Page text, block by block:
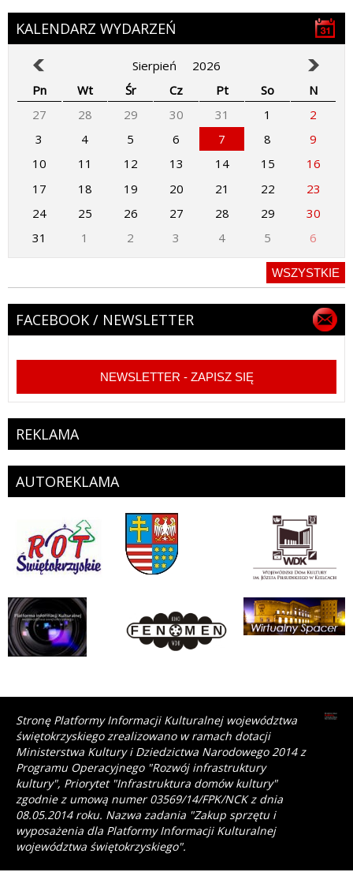
KALENDARZ WYDARZEŃ
Sierpień
2026
Pn
Wt Śr Cz Pt So
N
27
28 29 30 31 1
2
3
4 5 6 7 8
9
10
11 12 13 14 15
16
17
18 19 20 21 22
23
24
25 26 27 28 29
30
31
1 2 3 4 5 6
WSZYSTKIE
FACEBOOK / NEWSLETTER
NEWSLETTER - ZAPISZ SIĘ
REKLAMA
AUTOREKLAMA
Stronę Platformy Informacji Kulturalnej województwa
świętokrzyskiego zrealizowano w ramach dotacji
Ministerstwa Kultury i Dziedzictwa Narodowego 2014 z
Programu Operacyjnego "Rozwój infrastruktury
kultury", Priorytet "Infrastruktura domów kultury"
zgodnie z umową numer 03569/14/FPK/NCK z dnia
08.05.2014 roku. Nazwa zadania "Zakup sprzętu i
wyposażenia dla Platformy Informacji Kulturalnej
województwa świętokrzyskiego".